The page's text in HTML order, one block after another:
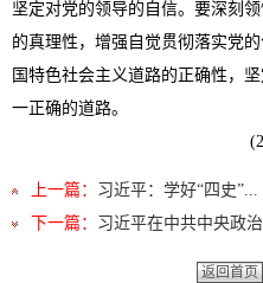
坚定对党的领导的自信。要深刻
的真理性，增强自觉贯彻落实党
国特色社会主义道路的正确性，
一正确的道路。
上一篇： 习近平：学好“四史”...
下一篇： 习近平在中共中央政
返回首页